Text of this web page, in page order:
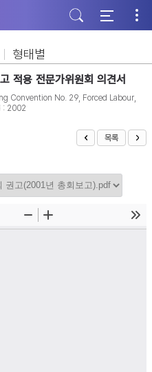
형태별
적용 전문가위원회 의견서
Convention No. 29, Forced Labour,
: 2002
목록